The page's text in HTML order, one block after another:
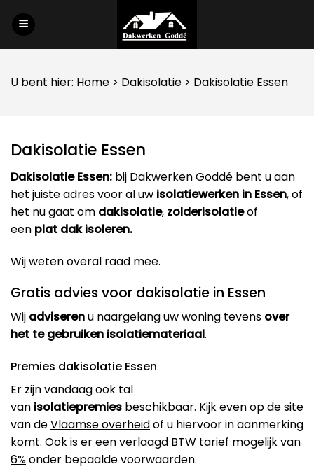
U bent hier: Home > Dakisolatie > Dakisolatie Essen
Dakisolatie Essen
Dakisolatie Essen: bij Dakwerken Goddé bent u aan
het juiste adres voor al uw isolatiewerken in Essen, of
het nu gaat om dakisolatie, zolderisolatieof
een plat dak isoleren.
Wij weten overal raad mee.
Gratis advies voor dakisolatie in Essen
Wij adviserenu naargelang uw woning tevens over
het te gebruiken isolatiemateriaal.
Premies dakisolatie Essen
Er zijn vandaag ook tal
van isolatiepremies beschikbaar. Kijk even op de site
van deVlaamse overheidof u hiervoor in aanmerking
komt. Ook is er eenverlaagd BTW tarief mogelijk van
6%onder bepaalde voorwaarden.